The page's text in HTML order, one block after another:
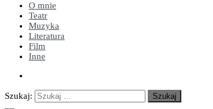
O mnie
Teatr
Muzyka
Literatura
Film
Inne
Szukaj: